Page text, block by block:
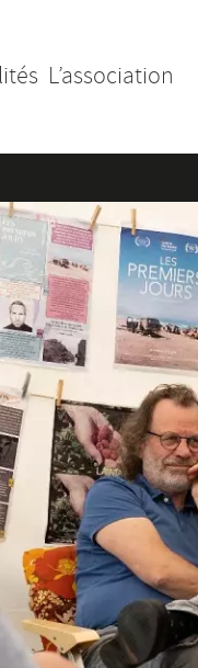
L’association